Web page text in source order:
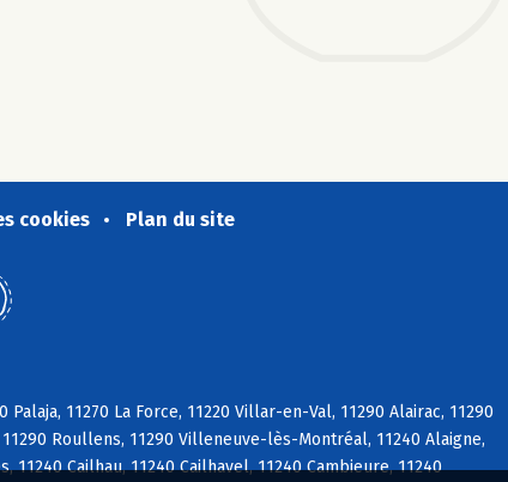
cookies Plan du site
Palaja, 11270 La Force, 11220 Villar-en-Val, 11290 Alairac, 11290
Roullens, 11290 Villeneuve-lès-Montréal, 11240 Alaigne,
Cailhau, 11240 Cailhavel, 11240 Cambieure, 11240